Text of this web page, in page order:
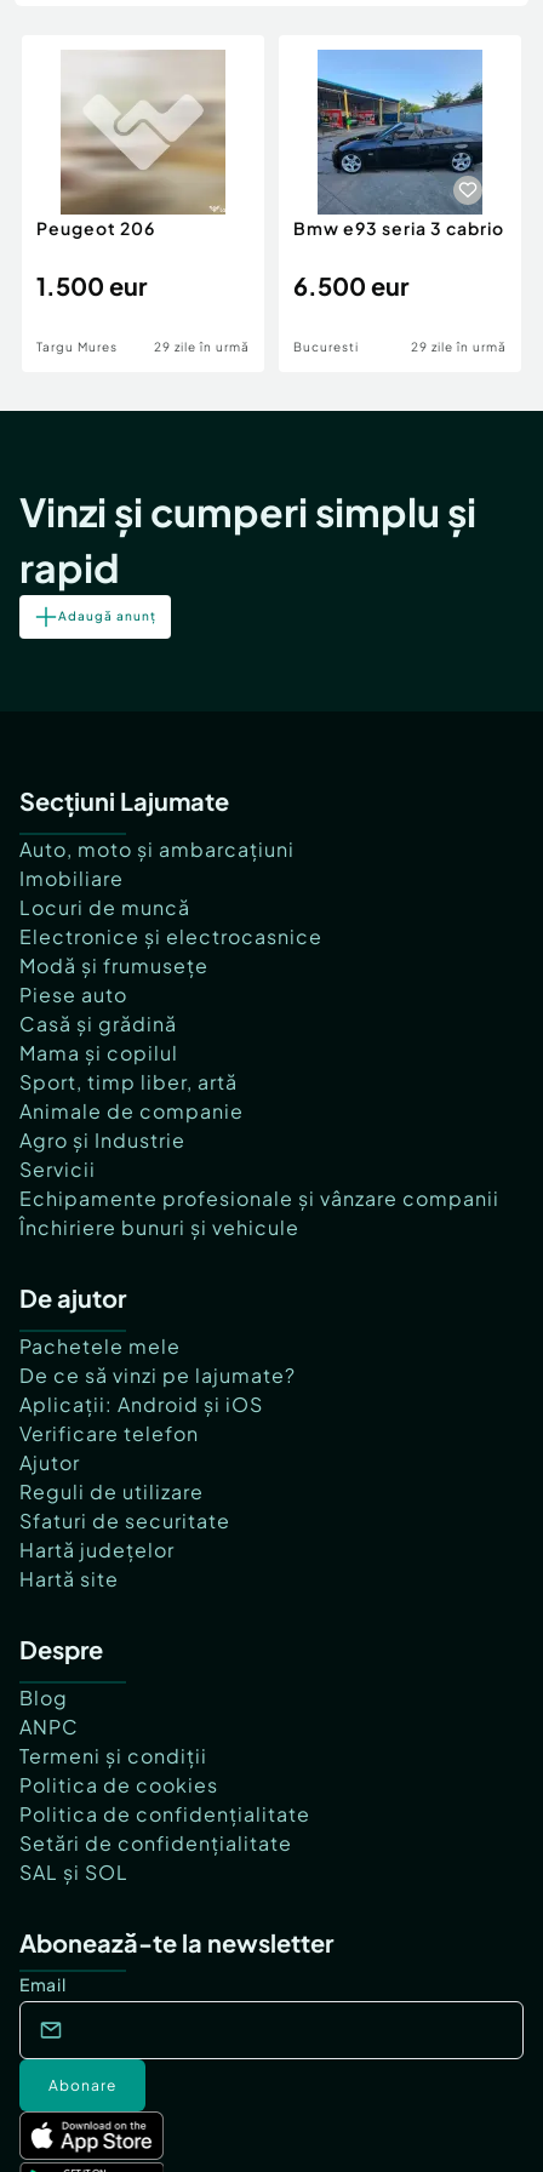
Afaceri și echipamente profesionale
Inchiriere Bunuri si Vehicule
Piese auto si accesorii
Peugeot 206
1.500 eur
Targu Mures 29 zile în urmă
Bmw e93 seria 3 cabrio
6.500 eur
Bucuresti 29 zile în urmă
Vinzi și cumperi simplu și
rapid
Adaugă anunț
Secțiuni Lajumate
Auto, moto și ambarcațiuni
Imobiliare
Locuri de muncă
Electronice și electrocasnice
Modă și frumusețe
Piese auto
Casă și grădină
Mama și copilul
Sport, timp liber, artă
Animale de companie
Agro și Industrie
Servicii
Echipamente profesionale și vânzare companii
Închiriere bunuri și vehicule
De ajutor
Pachetele mele
De ce să vinzi pe lajumate?
Aplicații: Android și iOS
Verificare telefon
Ajutor
Reguli de utilizare
Sfaturi de securitate
Hartă județelor
Hartă site
Despre
Blog
ANPC
Termeni și condiții
Politica de cookies
Politica de confidențialitate
Setări de confidențialitate
SAL și SOL
Abonează-te la newsletter
Email
Abonare